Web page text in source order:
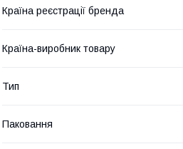
Країна реєстрації бренда
Країна-виробник товару
Тип
Паковання